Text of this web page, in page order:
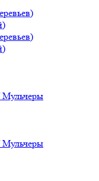
Мульчеры
Мульчеры